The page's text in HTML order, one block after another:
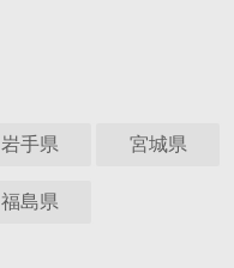
岩手県 宮城県
福島県